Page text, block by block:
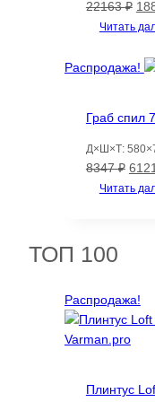
22163₽
Читать
Распродажа!
Граб спил
Д×Ш×Т:
8347₽ 6121
Читать
ТОП 100
Распродажа!
Плинтус